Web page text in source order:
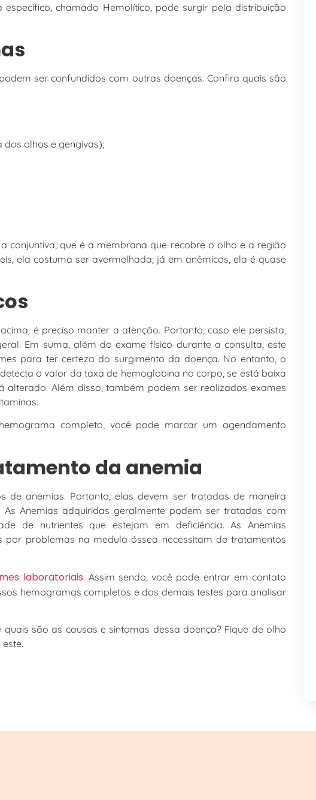
chamado Hemolítico, pode surgir pela distribuição
ser confundidos com outras doenças. Confira quais são
dos olhos e gengivas);
conjuntiva, que é a membrana que recobre o olho e a região
ela costuma ser avermelhada; já em anêmicos, ela é quase
é preciso manter a atenção. Portanto, caso ele persista,
Em suma, além do exame físico durante a consulta, este
para ter certeza do surgimento da doença. No entanto, o
o valor da taxa de hemoglobina no corpo, se está baixa
Além disso, também podem ser realizados exames
completo, você pode marcar um agendamento
da anemia
de anemias. Portanto, elas devem ser tratadas de maneira
Anemias adquiridas geralmente podem ser tratadas com
de nutrientes que estejam em deficiência. As Anemias
por problemas na medula óssea necessitam de tratamentos
laboratoriais. Assim sendo, você pode entrar em contato
hemogramas completos e dos demais testes para analisar
são as causas e sintomas dessa doença? Fique de olho